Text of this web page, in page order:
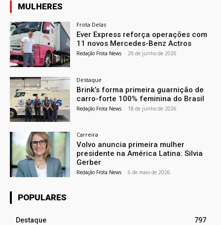
MULHERES
Frota Delas
Ever Express reforça operações com
11 novos Mercedes-Benz Actros
Redação Frota News - 29 de junho de 2026
Destaque
Brink’s forma primeira guarnição de
carro-forte 100% feminina do Brasil
Redação Frota News - 18 de junho de 2026
Carreira
Volvo anuncia primeira mulher
presidente na América Latina: Silvia
Gerber
Redação Frota News - 6 de maio de 2026
POPULARES
Destaque
797